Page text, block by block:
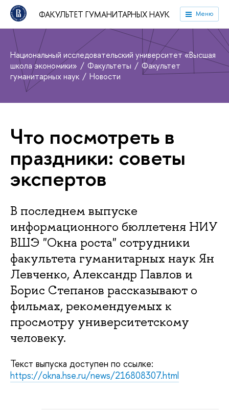
ФАКУЛЬТЕТ ГУМАНИТАРНЫХ НАУК Меню
Национальный исследовательский университет «Высшая
школа экономики»
Факультеты
Факультет
гуманитарных наук
Новости
Что посмотреть в
праздники: советы
экспертов
В последнем выпуске
информационного бюллетеня НИУ
ВШЭ "Окна роста" сотрудники
факультета гуманитарных наук Ян
Левченко, Александр Павлов и
Борис Степанов рассказывают о
фильмах, рекомендуемых к
просмотру университетскому
человеку.
Текст выпуска доступен по ссылке:
https://okna.hse.ru/news/216808307.html